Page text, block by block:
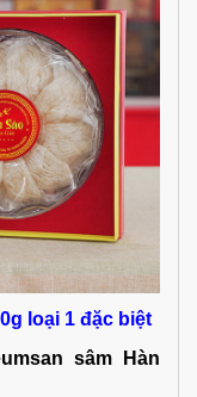
loại 1 đặc biệt
sâm Hàn